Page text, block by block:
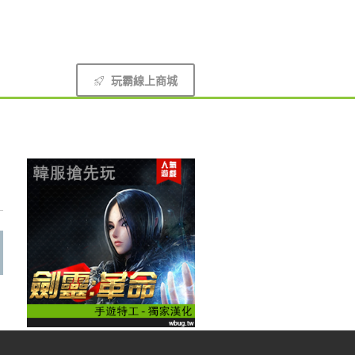
玩霸線上商城